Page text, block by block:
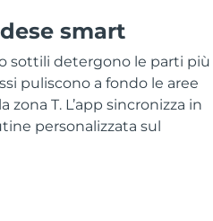
smart
sottili detergono le parti più
puliscono a fondo le aree
zona T. L’app sincronizza in
personalizzata sul